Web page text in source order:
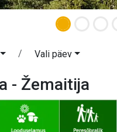
Vali päev
- Žemaitija